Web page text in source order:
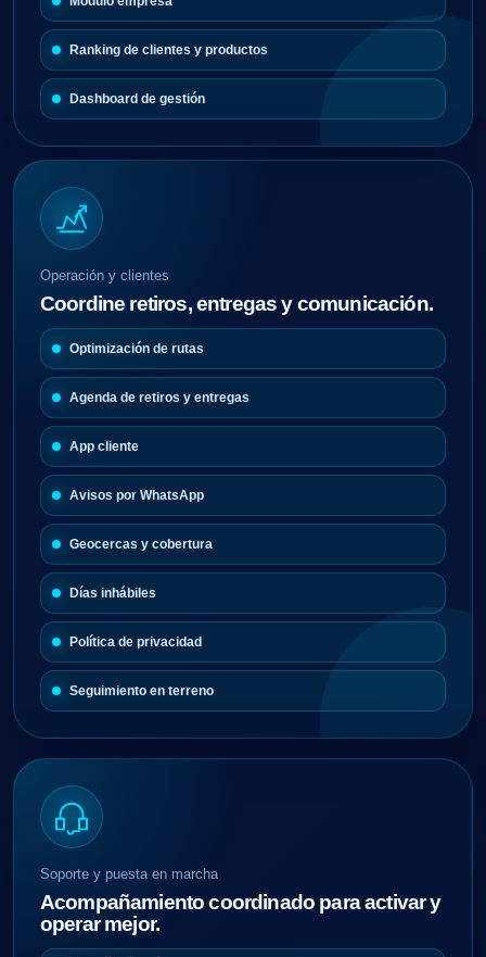
Ranking de clientes y productos
Dashboard de gestión
Operación y clientes
Coordine retiros, entregas y comunicación.
Optimización de rutas
Agenda de retiros y entregas
App cliente
Avisos por WhatsApp
Geocercas y cobertura
Días inhábiles
Política de privacidad
Seguimiento en terreno
Soporte y puesta en marcha
Acompañamiento coordinado para activar y
operar mejor.